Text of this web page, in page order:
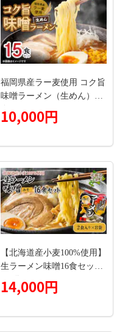
福岡県産ラー麦使用 コク旨
味噌ラーメン（生めん）15
食セット PC5206
10,000円
【北海道産小麦100%使用】
生ラーメン味噌16食セット
（8袋） F21X-381
14,000円